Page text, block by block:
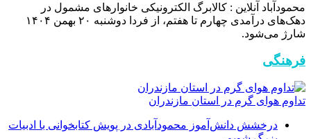
محمودآباد آنلاین : کالابرگ الکترونیکی خانوار‌های مشمول در
دهک‌های درآمدی چهارم تا هفتم، از فردا دوشنبه ۲۰ بهمن ۱۴۰۴
شارژ می‌شود.
فرهنگی
تداوم هوای گرم در استان مازندران
درخشش دانش‌آموز محمودآبادی در پویش کتابخوانی با ادبیات